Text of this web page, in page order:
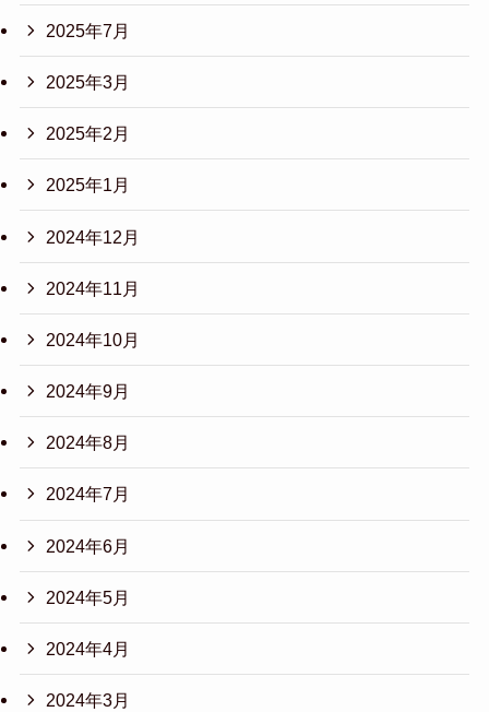
2025年7月
2025年3月
2025年2月
2025年1月
2024年12月
2024年11月
2024年10月
2024年9月
2024年8月
2024年7月
2024年6月
2024年5月
2024年4月
2024年3月